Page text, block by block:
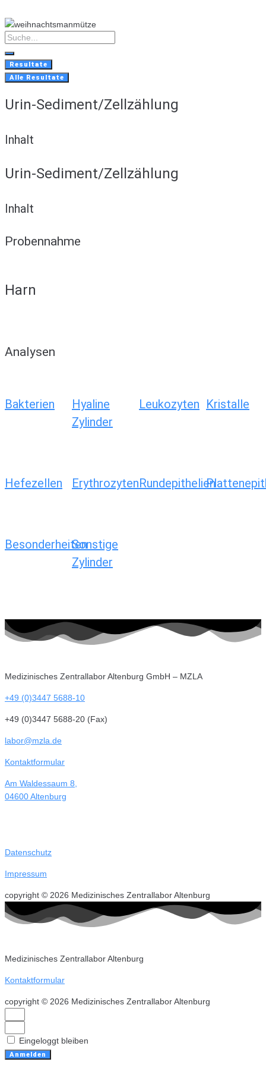
to
content
Search
...
Resultate
Alle Resultate
Urin-Sediment/Zellzählung
Inhalt
Urin-Sediment/Zellzählung
Inhalt
Probennahme
Harn
Analysen
Bakterien
Hyaline
Zylinder
Leukozyten Kristalle
Hefezellen ErythrozytenRundepithelien
BesonderheitenSonstige
Zylinder
Medizinisches Zentrallabor Altenburg GmbH – MZLA
+49 (0)3447 5688-10
+49 (0)3447 5688-20 (Fax)
labor@mzla.de
Kontaktformular
Am Waldessaum 8,
04600 Altenburg
Datenschutz
Impressum
copyright © 2026 Medizinisches Zentrallabor Altenburg
Medizinisches Zentrallabor Altenburg
Kontaktformular
copyright © 2026 Medizinisches Zentrallabor Altenburg
Eingeloggt bleiben
Anmelden